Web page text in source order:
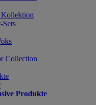
Sets
Collection
Produkte